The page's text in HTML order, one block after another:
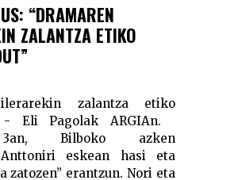
“DRAMAREN
ZALANTZA ETIKO
zalantza etiko
- Eli Pagolak ARGIAn.
3an, Bilboko azken
eskean hasi eta
zatozen” erantzun. Nori eta